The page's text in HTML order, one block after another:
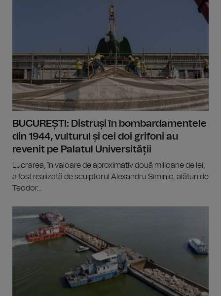
BUCUREȘTI: Distruși în bombardamentele
din 1944, vulturul și cei doi grifoni au
revenit pe Palatul Universității
Lucrarea, în valoare de aproximativ două milioane de lei,
a fost realizată de sculptorul Alexandru Siminic, alături de
Teodor...